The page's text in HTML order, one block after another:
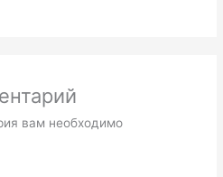
вам необходимо